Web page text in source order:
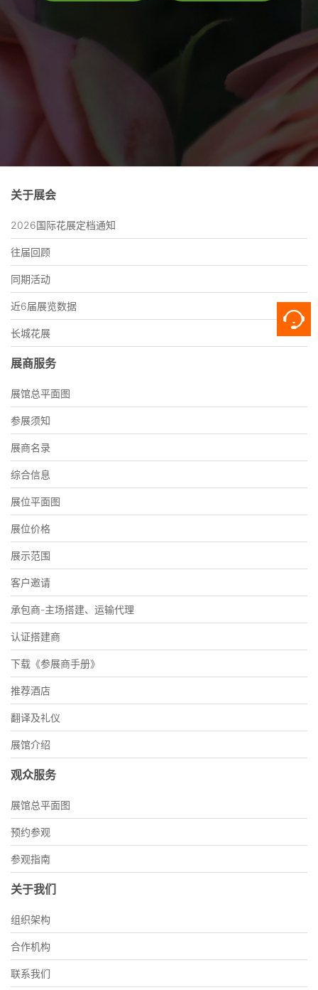
关于展会
2026国际花展定档通知
往届回顾
同期活动
近6届展览数据
长城花展
展商服务
展馆总平面图
参展须知
展商名录
综合信息
展位平面图
展位价格
展示范围
客户邀请
承包商-主场搭建、运输代理
认证搭建商
下载《参展商手册》
推荐酒店
翻译及礼仪
展馆介绍
观众服务
展馆总平面图
预约参观
参观指南
关于我们
组织架构
合作机构
联系我们